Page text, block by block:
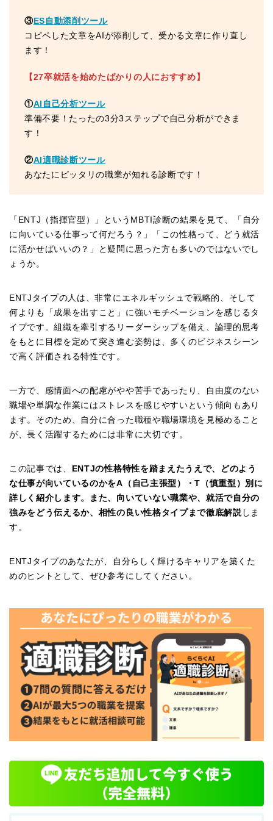
③ES自動添削ツール
コピペした文章をAIが添削して、受かる文章に作り直し
ます！
【27卒就活を始めたばかりの人におすすめ】
①AI自己分析ツール
準備不要！たったの3分3ステップで自己分析ができま
す！
②AI適職診断ツール
あなたにピッタリの職業が知れる診断です！
「ENTJ（指揮官型）」というMBTI診断の結果を見て、「自分
に向いている仕事って何だろう？」「この性格って、どう就活
に活かせばいいの？」と疑問に思った方も多いのではないでし
ょうか。
ENTJタイプの人は、非常にエネルギッシュで戦略的、そして
何よりも「成果を出すこと」に強いモチベーションを感じるタ
イプです。組織を牽引するリーダーシップを備え、論理的思考
をもとに目標を定めて突き進む姿勢は、多くのビジネスシーン
で高く評価される特性です。
一方で、感情面への配慮がやや苦手であったり、自由度のない
職場や単調な作業にはストレスを感じやすいという傾向もあり
ます。そのため、自分に合った職種や職場環境を見極めること
が、長く活躍するためには非常に大切です。
この記事では、
ENTJの性格特性を踏まえたうえで、どのよう
な仕事が向いているのかをA（自己主張型）・T（慎重型）別に
詳しく紹介します。また、向いていない職業や、就活で自分の
強みをどう伝えるか、相性の良い性格タイプまで徹底解説しま
す。
ENTJタイプのあなたが、自分らしく輝けるキャリアを築くた
めのヒントとして、ぜひ参考にしてください。